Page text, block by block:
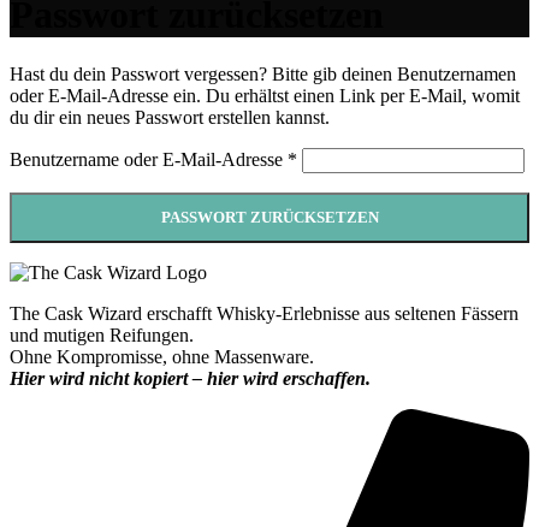
Hast du dein Passwort vergessen? Bitte gib deinen Benutzernamen
oder E-Mail-Adresse ein. Du erhältst einen Link per E-Mail, womit
du dir ein neues Passwort erstellen kannst.
Benutzername oder E-Mail-Adresse *
PASSWORT ZURÜCKSETZEN
The Cask Wizard erschafft Whisky-Erlebnisse aus seltenen Fässern
und mutigen Reifungen.
Ohne Kompromisse, ohne Massenware.
Hier wird nicht kopiert – hier wird erschaffen.